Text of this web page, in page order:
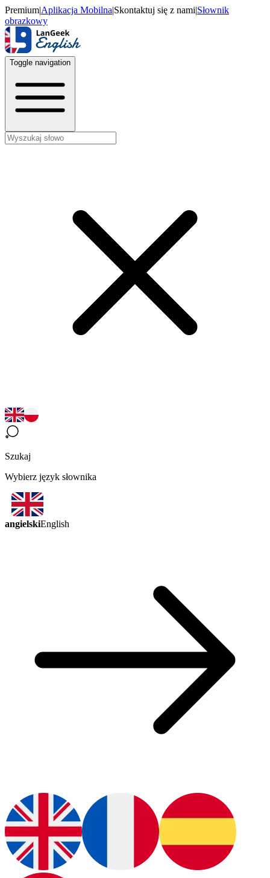
Premium|Aplikacja Mobilna|Skontaktuj się z nami|Słownik
obrazkowy
Toggle navigation
Szukaj
Wybierz język słownika
angielskiEnglish